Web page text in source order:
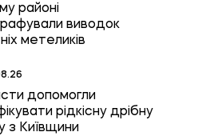
районі
виводок
метеликів
допомогли
рідкісну дрібну
з Київщини